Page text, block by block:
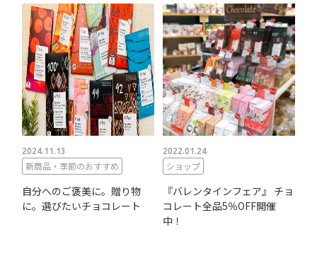
2024.11.13
新商品・季節のおすすめ
自分へのご褒美に。贈り物
に。選びたいチョコレート
2022.01.24
ショップ
『バレンタインフェア』 チョ
コレート全品5％OFF開催
中！